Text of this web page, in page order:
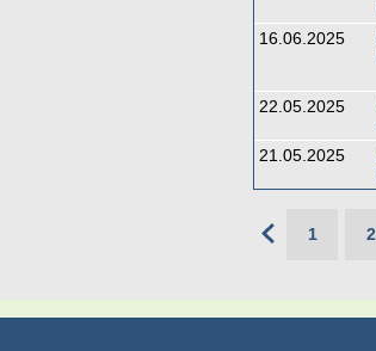
16.06.2025
22.05.2025
21.05.2025
1 2